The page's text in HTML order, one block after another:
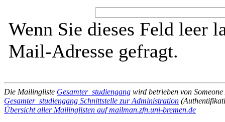
Wenn Sie dieses Feld leer
Mail-Adresse gefragt.
Die Mailingliste Gesamter_studiengang wird betrieben von
Gesamter_studiengang Schnittstelle zur Administration
Übersicht aller Mailinglisten auf mailman.zfn.uni-bremen.de